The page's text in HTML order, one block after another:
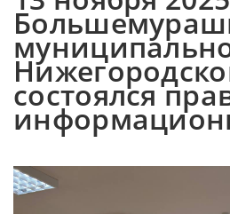
состоялся